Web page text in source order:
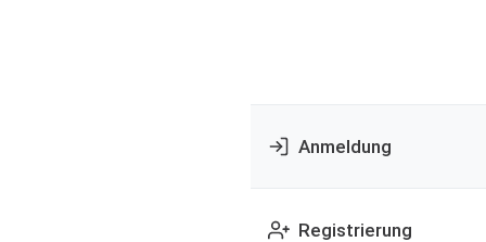
Anmeldung
Registrierung